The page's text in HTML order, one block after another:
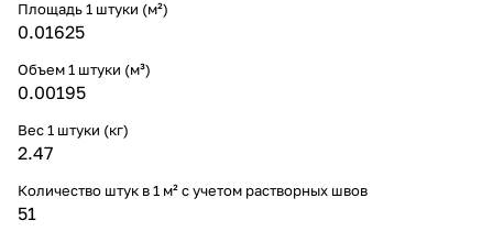
Площадь 1 штуки (м²)
0.01625
Объем 1 штуки (м³)
0.00195
Вес 1 штуки (кг)
2.47
Количество штук в 1 м² с учетом растворных швов
51